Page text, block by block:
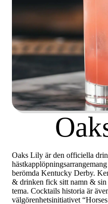
Oaks Lily är den officiella
berömda Kentucky Derby.
& drinken fick sitt namn &
tema. Cocktails historia är
välgörenhetsinitiativet